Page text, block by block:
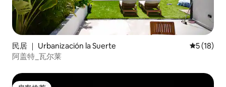
民居 ｜ Urbanización la Suerte 平均评分
5 (18)
阿盖特_瓦尔莱